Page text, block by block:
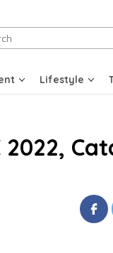
Lifestyle